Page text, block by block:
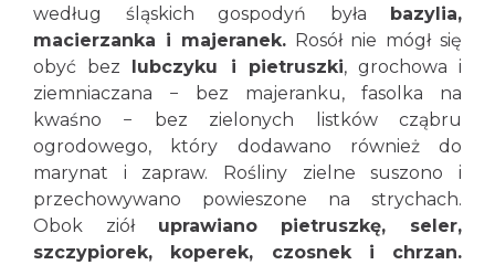
według śląskich gospodyń była
bazylia,
macierzanka i majeranek.Rosół nie mógł się
obyć bez
lubczyku i pietruszki, grochowa i
ziemniaczana − bez majeranku, fasolka na
kwaśno − bez zielonych listków cząbru
ogrodowego, który dodawano również do
marynat i zapraw. Rośliny zielne suszono i
przechowywano powieszone na strychach.
Obok ziół uprawiano pietruszkę, seler,
szczypiorek, koperek, czosnek i chrzan.